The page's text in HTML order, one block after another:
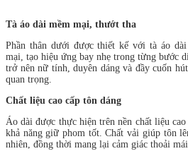
Tà áo dài mềm mại, thướt tha
Phần thân dưới được thiết kế với tà áo
mại, tạo hiệu ứng bay nhẹ trong từng bước
trở nên nữ tính, duyên dáng và đầy cuốn
quan trọng.
Chất liệu cao cấp tôn dáng
Áo dài được thực hiện trên nền chất liệu
khả năng giữ phom tốt. Chất vải giúp tôn
nhiên, đồng thời mang lại cảm giác thoải